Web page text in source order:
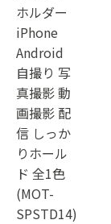
ホルダー
iPhone
Android
自撮り 写
真撮影 動
画撮影 配
信 しっか
りホール
ド 全1色
(MOT-
SPSTD14)